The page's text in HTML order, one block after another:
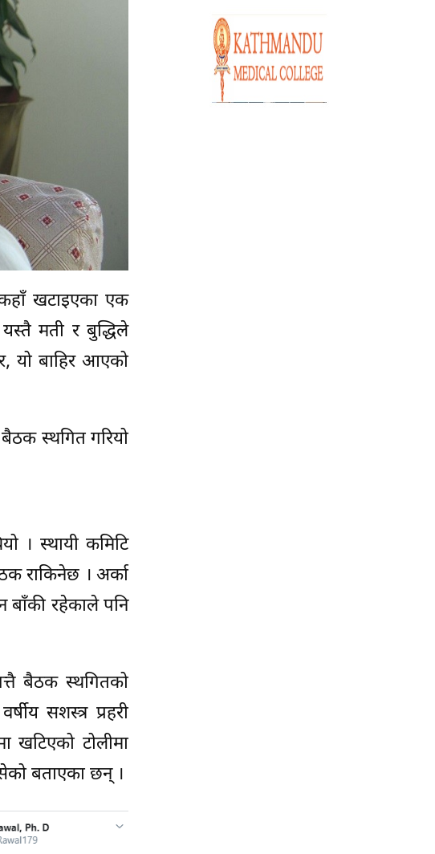
खटाइएका एक
मती र बुद्धिले
यो बाहिर आएको
स्थगित गरियो
। स्थायी कमिटि
राकिनेछ । अर्का
बाँकी रहेकाले पनि
बैठक स्थगितको
सशस्त्र प्रहरी
खटिएको टोलीमा
बताएका छन् ।